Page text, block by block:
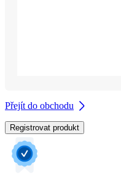
Přejít do obchodu
Registrovat produkt